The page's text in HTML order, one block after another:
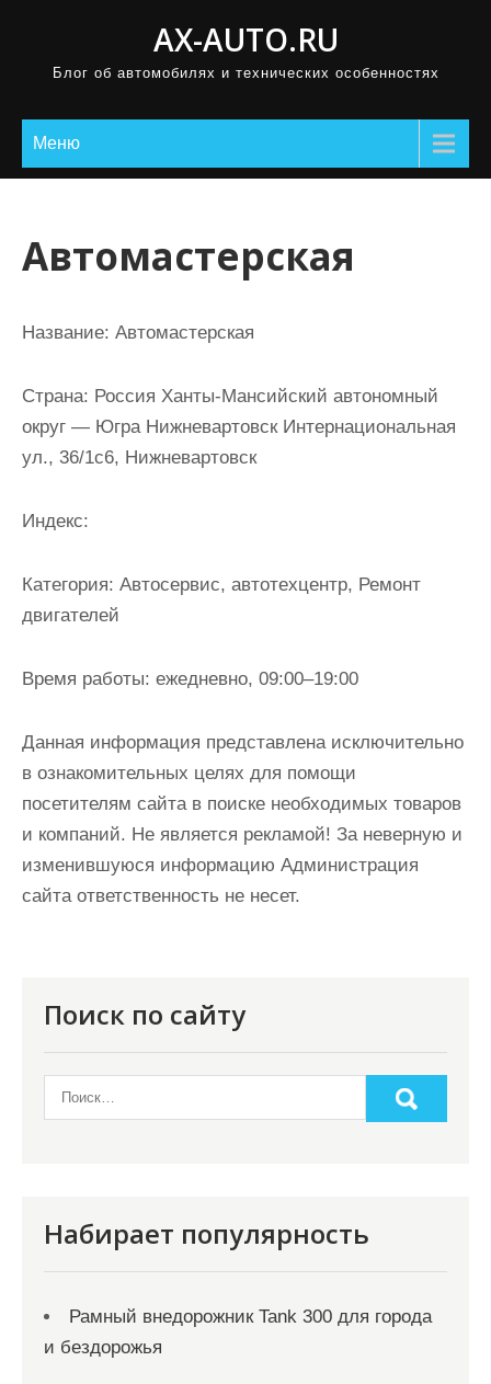
AX-AUTO.RU
Блог об автомобилях и технических особенностях
Меню
Автомастерская
Название: Автомастерская
Страна: Россия Ханты-Мансийский автономный
округ — Югра Нижневартовск Интернациональная
ул., 36/1с6, Нижневартовск
Индекс:
Категория: Автосервис, автотехцентр, Ремонт
двигателей
Время работы: ежедневно, 09:00–19:00
Данная информация представлена исключительно
в ознакомительных целях для помощи
посетителям сайта в поиске необходимых товаров
и компаний. Не является рекламой! За неверную и
изменившуюся информацию Администрация
сайта ответственность не несет.
Поиск по сайту
Набирает популярность
Рамный внедорожник Tank 300 для города
и бездорожья